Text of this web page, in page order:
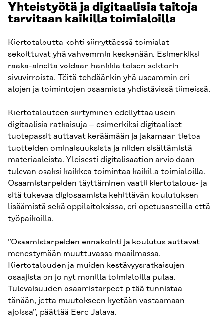
Yhteistyötä ja digitaalisia taitoja
tarvitaan kaikilla toimialoilla
Kiertotaloutta kohti siirryttäessä toimialat
sekoittuvat yhä vahvemmin keskenään. Esimerkiksi
raaka-aineita voidaan hankkia toisen sektorin
sivuvirroista. Töitä tehdäänkin yhä useammin eri
alojen ja toimintojen osaamista yhdistävissä tiimeissä.
Kiertotalouteen siirtyminen edellyttää usein
digitaalisia ratkaisuja – esimerkiksi digitaaliset
tuotepassit auttavat keräämään ja jakamaan tietoa
tuotteiden ominaisuuksista ja niiden sisältämistä
materiaaleista. Yleisesti digitalisaation arvioidaan
tulevan osaksi kaikkea toimintaa kaikilla toimialoilla.
Osaamistarpeiden täyttäminen vaatii kiertotalous- ja
sitä tukevaa digiosaamista kehittävän koulutuksen
lisäämistä sekä oppilaitoksissa, eri opetusasteilla että
työpaikoilla.
”Osaamistarpeiden ennakointi ja koulutus auttavat
menestymään muuttuvassa maailmassa.
Kiertotalouden ja muiden kestävyysratkaisujen
osaajista on jo nyt monilla toimialoilla pulaa.
Tulevaisuuden osaamistarpeet pitää tunnistaa
tänään, jotta muutokseen kyetään vastaamaan
ajoissa”, päättää Eero Jalava.